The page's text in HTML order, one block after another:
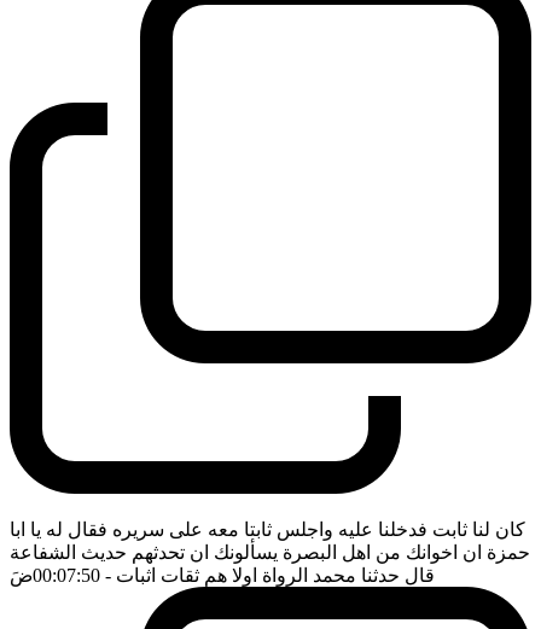
كان لنا ثابت فدخلنا عليه واجلس ثابتا معه على سريره فقال له يا ابا
حمزة ان اخوانك من اهل البصرة يسألونك ان تحدثهم حديث الشفاعة
قال حدثنا محمد الرواة اولا هم ثقات اثبات - 00:07:50 ضَ